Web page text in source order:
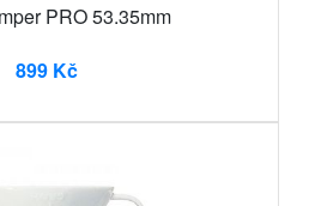
PRO 53.35mm
899 Kč